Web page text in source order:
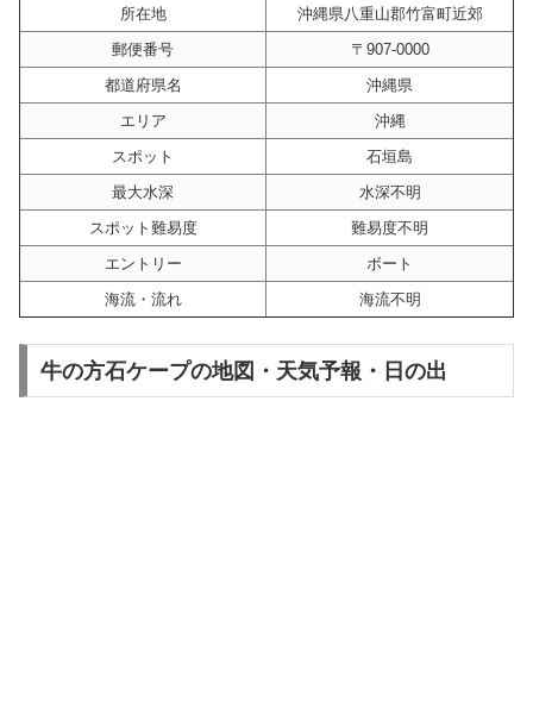
所在地
沖縄県八重山郡竹富町近郊
郵便番号
〒907-0000
都道府県名
沖縄県
エリア
沖縄
スポット
石垣島
最大水深
水深不明
スポット難易度
難易度不明
エントリー
ボート
海流・流れ
海流不明
牛の方石ケープの地図・天気予報・日の出